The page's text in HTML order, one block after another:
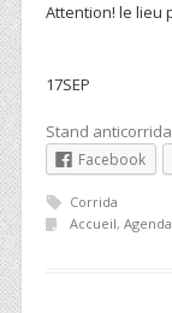
Attention! le lieu
17SEP
Stand
Facebook
Corrida
Accueil, Agenda